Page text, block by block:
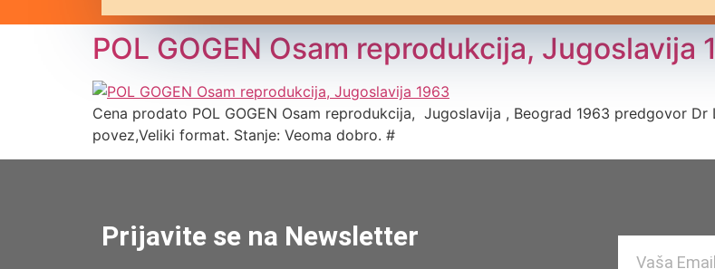
POL GOGEN Osam reprodukcija, Jugoslavija
Cena prodato POL GOGEN Osam reprodukcija, Jugoslavija , Beograd 1963 predgovor
povez,Veliki format. Stanje: Veoma dobro. #
Prijavite se na Newsletter